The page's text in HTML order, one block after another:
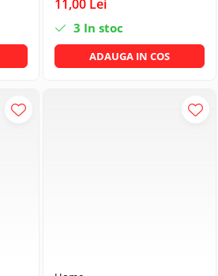
11,00 Lei
3 In stoc
ADAUGA IN COS